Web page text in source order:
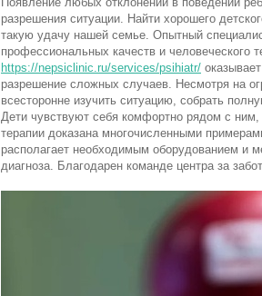
разрешения ситуации. Найти хорошего
такую удачу нашей семье. Опытный
профессиональных качеств и человеческого
https://nepsiclinic.ru/services/psihiatr/
разрешение сложных случаев. Несмотря на
всесторонне изучить ситуацию, собрать
Дети чувствуют себя комфортно рядом с
терапии доказана многочисленными
располагает необходимым оборудованием и
диагноза. Благодарен команде центра за